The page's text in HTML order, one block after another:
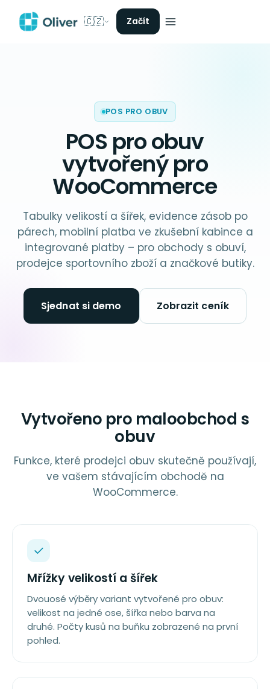
🇨🇿 Začít
POS PRO OBUV
POS pro obuv
vytvořený pro
WooCommerce
Tabulky velikostí a šířek, evidence zásob po
párech, mobilní platba ve zkušební kabince a
integrované platby – pro obchody s obuví,
prodejce sportovního zboží a značkové butiky.
Sjednat si demo Zobrazit ceník
Vytvořeno pro maloobchod s
obuv
Funkce, které prodejci obuv skutečně používají,
ve vašem stávajícím obchodě na
WooCommerce.
Mřížky velikostí a šířek
Dvouosé výběry variant vytvořené pro obuv:
velikost na jedné ose, šířka nebo barva na
druhé. Počty kusů na buňku zobrazené na první
pohled.